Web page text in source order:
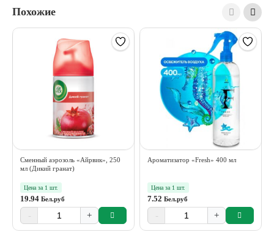
Похожие
Сменный аэрозоль «Айрвик», 250
мл (Дикий гранат)
Цена за 1 шт.
19.94 Бел.руб
- +
Ароматизатор «Fresh» 400 мл
Цена за 1 шт.
7.52 Бел.руб
- +